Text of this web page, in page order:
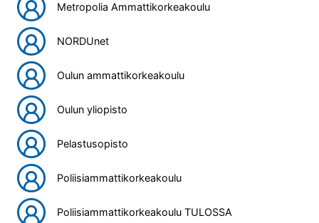
Metropolia Ammattikorkeakoulu
NORDUnet
Oulun ammattikorkeakoulu
Oulun yliopisto
Pelastusopisto
Poliisiammattikorkeakoulu
Poliisiammattikorkeakoulu TULOSSA